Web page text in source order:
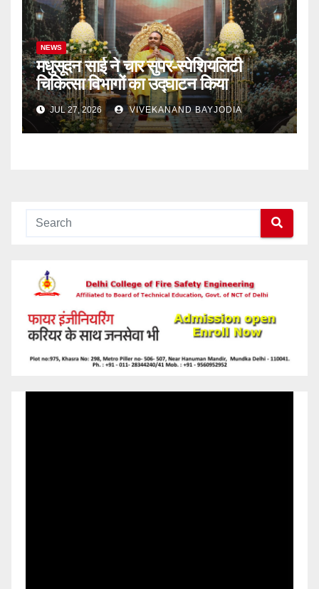
NEWS
मधुसूदन साई ने चार सुपर-स्पेशियलिटी
चिकित्सा विभागों का उद्घाटन किया
JUL 27, 2026 VIVEKANAND BAYJODIA